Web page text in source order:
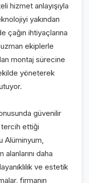
hizmet anlayışıyla
yakından
çağın ihtiyaçlarına
ekiplerle
montaj sürecine
yöneterek
güvenilir
tercih ettiği
Alüminyum,
daha
ve estetik
firmanın